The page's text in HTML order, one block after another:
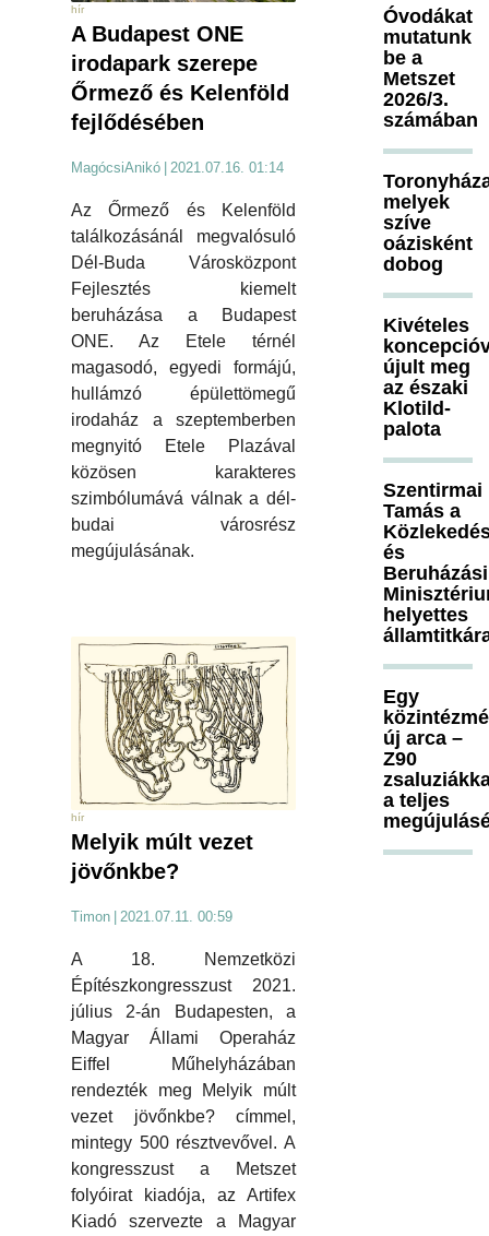
hír
A Budapest ONE
irodapark szerepe
Őrmező és Kelenföld
fejlődésében
MagócsiAnikó 2021.07.16. 01:14
Az Őrmező és Kelenföld
találkozásánál megvalósuló
Dél-Buda Városközpont
Fejlesztés kiemelt
beruházása a Budapest
ONE. Az Etele térnél
magasodó, egyedi formájú,
hullámzó épülettömegű
irodaház a szeptemberben
megnyitó Etele Plazával
közösen karakteres
szimbólumává válnak a dél-
budai városrész
megújulásának.
hír
Melyik múlt vezet
jövőnkbe?
Timon 2021.07.11. 00:59
A 18. Nemzetközi
Építészkongresszust 2021.
július 2-án Budapesten, a
Magyar Állami Operaház
Eiffel Műhelyházában
rendezték meg Melyik múlt
vezet jövőnkbe? címmel,
mintegy 500 résztvevővel. A
kongresszust a Metszet
folyóirat kiadója, az Artifex
Kiadó szervezte a Magyar
Óvodákat
mutatunk
be a
Metszet
2026/3.
számában
melyek
szíve
oázisként
dobog
Kivételes
újult meg
az északi
Klotild-
palota
Szentirmai
Tamás a
és
Beruházási
helyettes
Egy
új arca –
Z90
a teljes